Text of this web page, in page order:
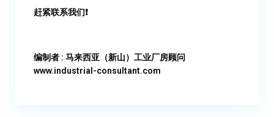
赶紧联系我们❗
编制者 : 马来西亚（新山）工业厂房顾问​
www.industrial-consultant.com​